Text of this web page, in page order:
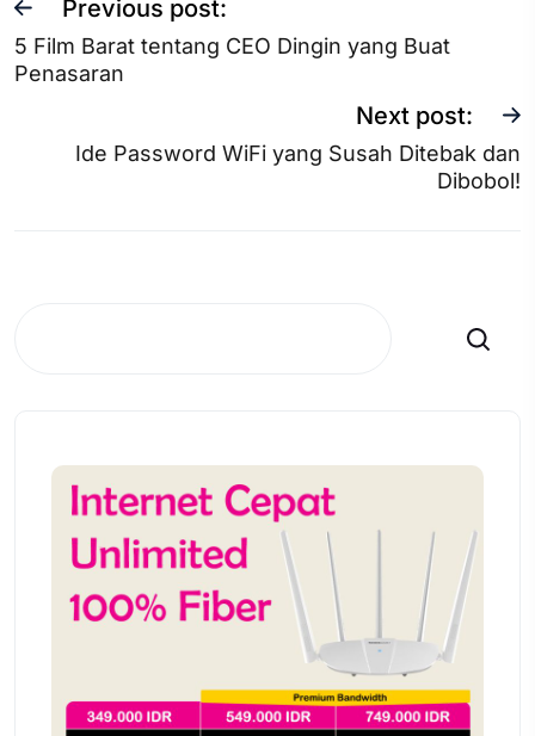
Previous post:
5 Film Barat tentang CEO Dingin yang Buat
Penasaran
Next post:
Ide Password WiFi yang Susah Ditebak dan
Dibobol!
Search